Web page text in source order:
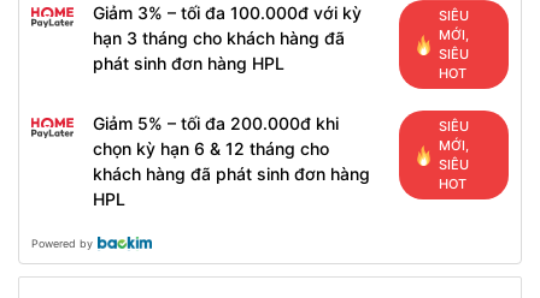
Giảm 3% – tối đa 100.000đ với kỳ
hạn 3 tháng cho khách hàng đã
phát sinh đơn hàng HPL
SIÊU
MỚI,
SIÊU
HOT
Giảm 5% – tối đa 200.000đ khi
chọn kỳ hạn 6 & 12 tháng cho
khách hàng đã phát sinh đơn hàng
HPL
SIÊU
MỚI,
SIÊU
HOT
Powered by